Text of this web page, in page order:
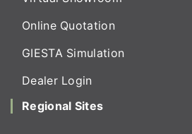
Online Quotation
GIESTA Simulation
Dealer Login
Regional Sites